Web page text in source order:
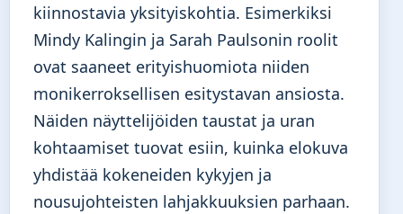
kiinnostavia yksityiskohtia. Esimerkiksi
Mindy Kalingin ja Sarah Paulsonin roolit
ovat saaneet erityishuomiota niiden
monikerroksellisen esitystavan ansiosta.
Näiden näyttelijöiden taustat ja uran
kohtaamiset tuovat esiin, kuinka elokuva
yhdistää kokeneiden kykyjen ja
nousujohteisten lahjakkuuksien parhaan.